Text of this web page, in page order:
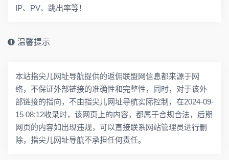
IP、PV、跳出率等！
温馨提示
本站指尖儿网址导航提供的返佣联盟网信息都来源于网
络，不保证外部链接的准确性和完整性，同时，对于该外
部链接的指向，不由指尖儿网址导航实际控制，在2024-09-
15 08:12收录时，该网页上的内容，都属于合规合法，后期
网页的内容如出现违规，可以直接联系网站管理员进行删
除，指尖儿网址导航不承担任何责任。